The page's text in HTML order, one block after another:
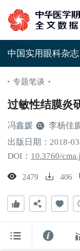
中国实用眼科杂志
• 专题笔谈 •
过敏性结膜炎
冯鑫媛 李杨佳
出版日期： 2018-03
DOI： 10.3760/
2479 406